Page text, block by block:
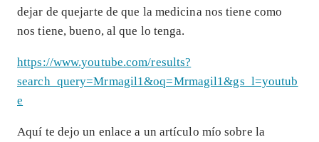
dejar de quejarte de que la medicina nos tiene como
nos tiene, bueno, al que lo tenga.
https://www.youtube.com/results?
search_query=Mrmagil1&oq=Mrmagil1&gs_l=youtub
e
Aquí te dejo un enlace a un artículo mío sobre la